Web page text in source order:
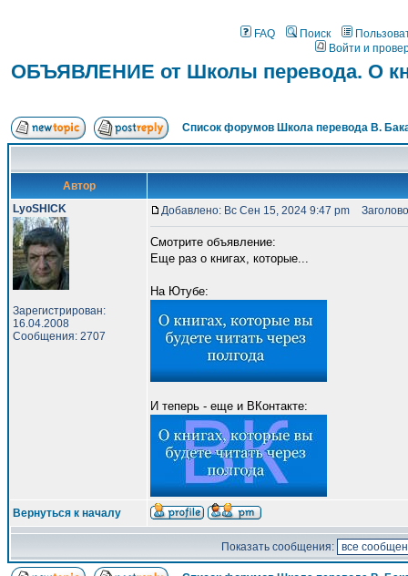
FAQ Поиск
Войти и
ОБЪЯВЛЕНИЕ от Школы перевода. О
Список форумов Школа перевода В.
Автор
LyoSHICK
Зарегистрирован:
16.04.2008
Сообщения: 2707
Добавлено: Вс Сен 15, 2024 9:47 pm
Смотрите объявление:
Еще раз о книгах, которые...
На Ютубе:
И теперь - еще и ВКонтакте:
Вернуться к началу
Показать сообщения: